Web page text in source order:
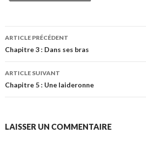
Navigation
des
articles
ARTICLE PRÉCÉDENT
Chapitre 3 : Dans ses bras
ARTICLE SUIVANT
Chapitre 5 : Une laideronne
LAISSER UN COMMENTAIRE